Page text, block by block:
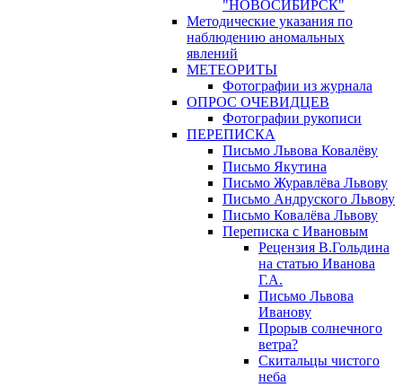
"НОВОСИБИРСК"
Методические указания по
наблюдению аномальных
явлений
МЕТЕОРИТЫ
Фотографии из журнала
ОПРОС ОЧЕВИДЦЕВ
Фотографии рукописи
ПЕРЕПИСКА
Письмо Львова Ковалёву
Письмо Якутина
Письмо Журавлёва Львову
Письмо Андруского Львову
Письмо Ковалёва Львову
Переписка с Ивановым
Рецензия В.Гольдина
на статью Иванова
Г.А.
Письмо Львова
Иванову
Прорыв солнечного
ветра?
Скитальцы чистого
неба